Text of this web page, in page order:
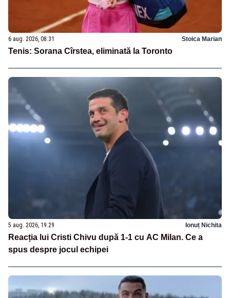
6 aug. 2026, 08:31 Stoica Marian
Tenis: Sorana Cîrstea, eliminată la Toronto
5 aug. 2026, 19:29 Ionuț Nichita
Reacția lui Cristi Chivu după 1-1 cu AC Milan. Ce a
spus despre jocul echipei